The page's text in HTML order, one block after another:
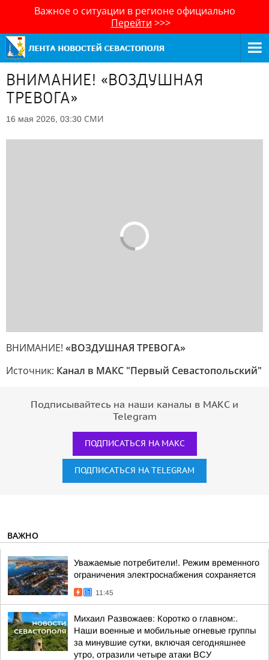
Важное о ситуации в регионе официально
Перейти >>>
ВНИМАНИЕ! «ВОЗДУШНАЯ
ТРЕВОГА»
16 мая 2026, 03:30 СМИ
ВНИМАНИЕ! «ВОЗДУШНАЯ ТРЕВОГА»
Источник: Канал в МАКС "Первый Севастопольский"
Подписывайтесь на наши каналы в МАКС и
Telegram
ПОДПИСАТЬСЯ НА МАКС
ПОДПИСАТЬСЯ НА TELEGRAM
ВАЖНО
Уважаемые потребители!. Режим временного
ограничения электроснабжения сохраняется
11:45
Михаил Развожаев: Коротко о главном:.
Наши военные и мобильные огневые группы
за минувшие сутки, включая сегодняшнее
утро, отразили четыре атаки ВСУ